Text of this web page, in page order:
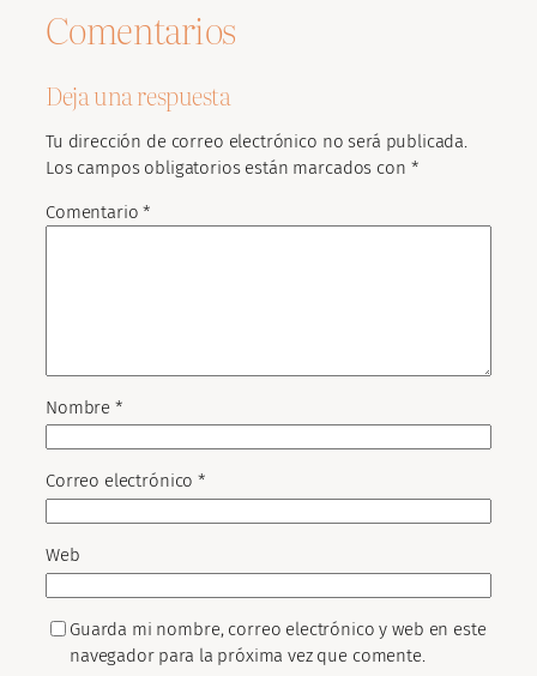
Comentarios
Deja una respuesta
Tu dirección de correo electrónico no será publicada.
Los campos obligatorios están marcados con *
Comentario*
Nombre *
Correo electrónico*
Web
Guarda mi nombre, correo electrónico y web en este
navegador para la próxima vez que comente.